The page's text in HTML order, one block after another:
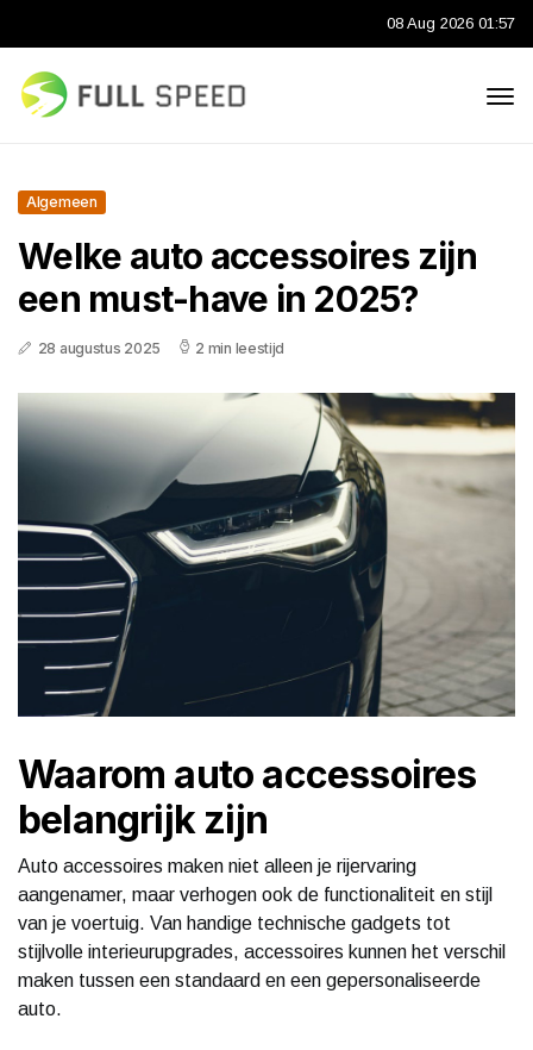
08 Aug 2026 01:57
Algemeen
Welke auto accessoires zijn
een must-have in 2025?
28 augustus 2025 2 min leestijd
Waarom auto accessoires
belangrijk zijn
Auto accessoires maken niet alleen je rijervaring
aangenamer, maar verhogen ook de functionaliteit en stijl
van je voertuig. Van handige technische gadgets tot
stijlvolle interieurupgrades, accessoires kunnen het verschil
maken tussen een standaard en een gepersonaliseerde
auto.